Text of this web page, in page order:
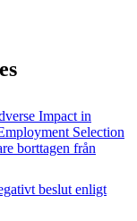
Impact in
Selection
borttagen från
beslut enligt